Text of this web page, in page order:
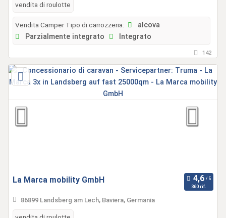
vendita di roulotte
Vendita Camper Tipo di carrozzeria:
alcova
Parzialmente integrato
Integrato
142
La Marca mobility GmbH
360 rif.
86899 Landsberg am Lech, Baviera, Germania